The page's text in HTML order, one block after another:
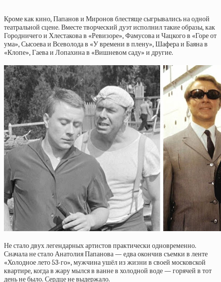
Кроме как кино, Папанов и Миронов блестяще сыгрывались на одной
театральной сцене. Вместе творческий дуэт исполнил такие образы, как
Городничего и Хлестакова в «Ревизоре», Фамусова и Чацкого в «Горе от
ума», Сысоева и Всеволода в «У времени в плену», Шафера и Баяна в
«Клопе», Гаева и Лопахина в «Вишневом саду» и другие.
Не стало двух легендарных артистов практически одновременно.
Сначала не стало Анатолия Папанова — едва окончив съемки в ленте
«Холодное лето 53-го», мужчина ушёл из жизни в своей московской
квартире, когда в жару мылся в ванне в холодной воде — горячей в тот
день не было. Сердце не выдержало.